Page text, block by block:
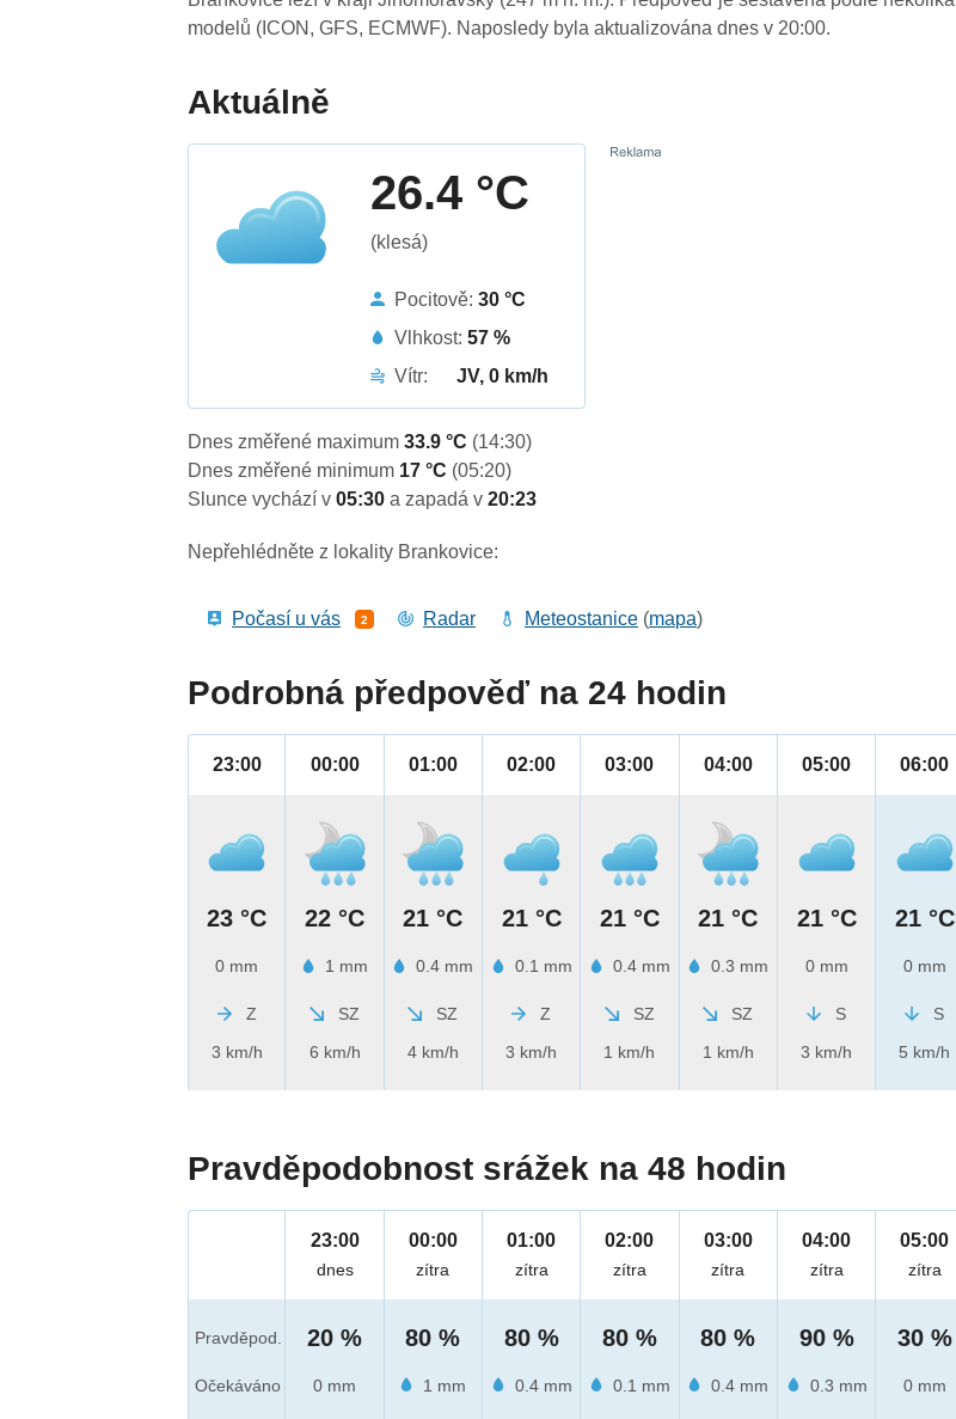
modelů (ICON, GFS, ECMWF). Naposledy byla aktualizována dnes v 20:00.
Aktuálně
26.4 °C
(klesá)
Pocitově:30 °C
Vlhkost:57 %
Vítr:
JV, 0 km/h
Dnes změřené maximum33.9 °C (14:30)
Dnes změřené minimum 17 °C (05:20)
Slunce vychází v05:30a zapadá v20:23
Nepřehlédněte z lokality Brankovice:
Počasí u vás 2 Radar Meteostanice (mapa)
Podrobná předpověď na 24 hodin
23:00
23 °C
0 mm
Z
3 km/h
00:00
22 °C
1 mm
SZ
6 km/h
01:00
21 °C
0.4 mm
SZ
4 km/h
02:00
21 °C
0.1 mm
Z
3 km/h
03:00
21 °C
0.4 mm
SZ
1 km/h
04:00
21 °C
0.3 mm
SZ
1 km/h
05:00
21 °C
0 mm
S
3 km/h
06:00
21 °C
0 mm
S
5 km/h
Pravděpodobnost srážek na 48 hodin
Pravděpod.
Očekáváno
23:00
dnes
20 %
0 mm
00:00
zítra
80 %
1 mm
01:00
zítra
80 %
0.4 mm
02:00
zítra
80 %
0.1 mm
03:00
zítra
80 %
0.4 mm
04:00
zítra
90 %
0.3 mm
05:00
zítra
30 %
0 mm